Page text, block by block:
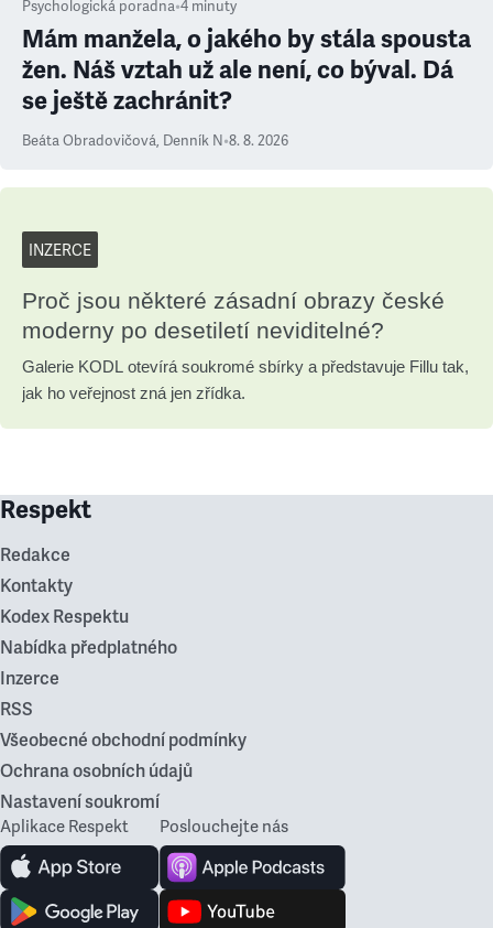
Psychologická poradna•4 minuty
Mám manžela, o jakého by stála spousta
žen. Náš vztah už ale není, co býval. Dá
se ještě zachránit?
Beáta Obradovičová, Denník N•8. 8. 2026
INZERCE
Proč jsou některé zásadní obrazy české
moderny po desetiletí neviditelné?
Galerie KODL otevírá soukromé sbírky a představuje Fillu tak,
jak ho veřejnost zná jen zřídka.
Respekt
Redakce
Kontakty
Kodex Respektu
Nabídka předplatného
Inzerce
RSS
Všeobecné obchodní podmínky
Ochrana osobních údajů
Nastavení soukromí
Aplikace Respekt Poslouchejte nás